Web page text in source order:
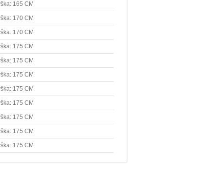
165 CM
170 CM
170 CM
175 CM
175 CM
175 CM
175 CM
175 CM
175 CM
175 CM
175 CM